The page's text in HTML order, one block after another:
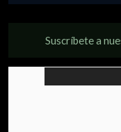
Suscríbete a